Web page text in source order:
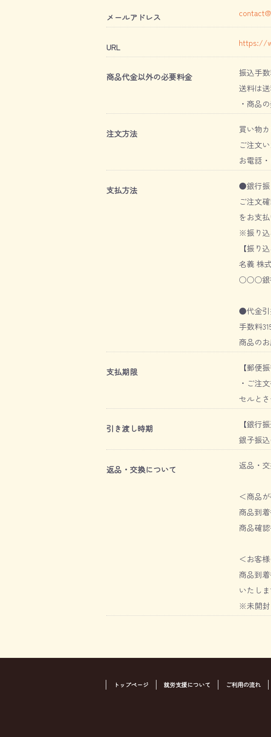
メールアドレス
URL https://
商品代金以外の必要料金
振込手
送料は
・商品
注文方法
買い物
ご注文
お電話
支払方法
●銀行振
ご注文
をお支払
※振り込
【振り
名義
○○○銀
●代金
手数料
商品の
支払期限
【郵便振
・ご注
セルと
引き渡し時期
【銀行振
銀子振
返品・交換について 返品・
＜商品
商品到
商品確
＜お客
商品到
いたしま
※未開封
トップページ 就労支援について ご利用の流れ